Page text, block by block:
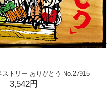
ストリー ありがとう No.27915
3,542円